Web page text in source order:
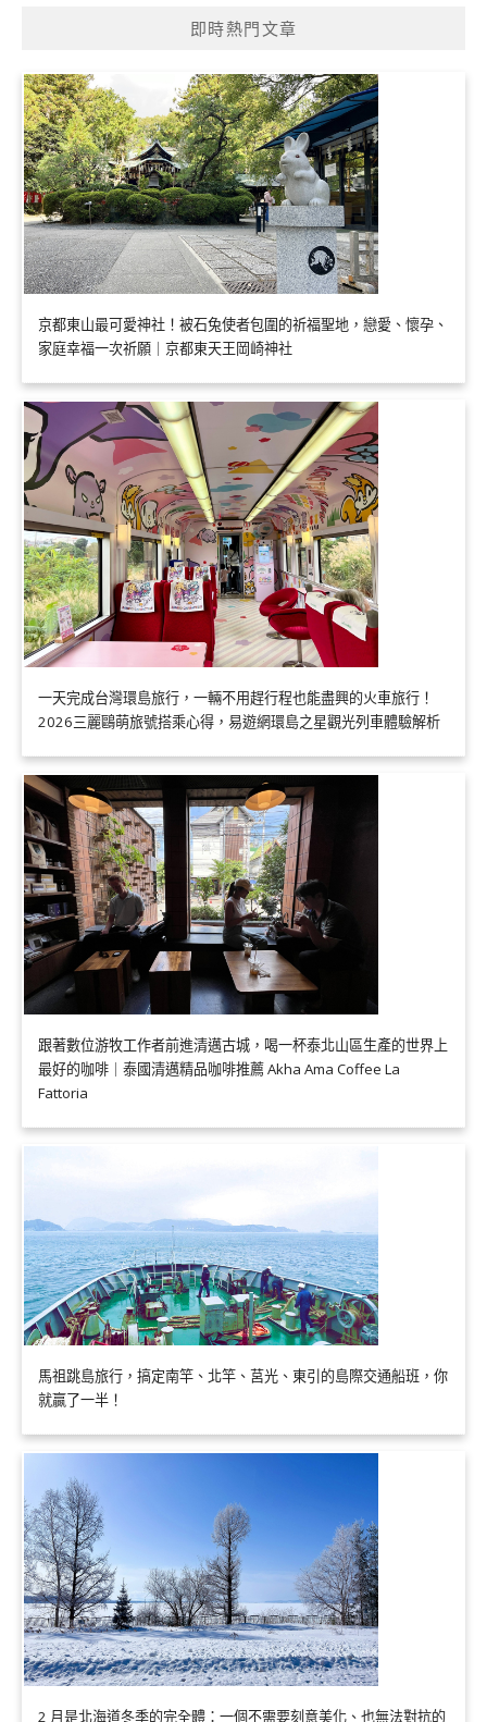
即時熱門文章
京都東山最可愛神社！被石兔使者包圍的祈福聖地，戀愛、懷孕、
家庭幸福一次祈願｜京都東天王岡崎神社
一天完成台灣環島旅行，一輛不用趕行程也能盡興的火車旅行！
2026三麗鷗萌旅號搭乘心得，易遊網環島之星觀光列車體驗解析
跟著數位游牧工作者前進清邁古城，喝一杯泰北山區生產的世界上
最好的咖啡｜泰國清邁精品咖啡推薦 Akha Ama Coffee La
Fattoria
馬祖跳島旅行，搞定南竿、北竿、莒光、東引的島際交通船班，你
就贏了一半！
2 月是北海道冬季的完全體：一個不需要刻意美化、也無法對抗的